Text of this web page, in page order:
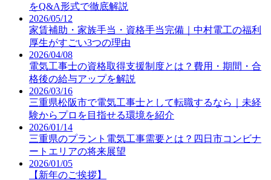
をQ&A形式で徹底解説
2026/05/12
家賃補助・家族手当・資格手当完備｜中村電工の福利
厚生がすごい3つの理由
2026/04/08
電気工事士の資格取得支援制度とは？費用・期間・合
格後の給与アップを解説
2026/03/16
三重県松阪市で電気工事士として転職するなら｜未経
験からプロを目指せる環境を紹介
2026/01/14
三重県のプラント電気工事需要とは？四日市コンビナ
ートエリアの将来展望
2026/01/05
【新年のご挨拶】